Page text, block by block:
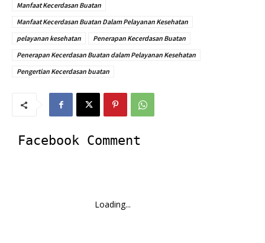
Manfaat Kecerdasan Buatan
Manfaat Kecerdasan Buatan Dalam Pelayanan Kesehatan
pelayanan kesehatan
Penerapan Kecerdasan Buatan
Penerapan Kecerdasan Buatan dalam Pelayanan Kesehatan
Pengertian Kecerdasan buatan
Facebook Comment
Loading...